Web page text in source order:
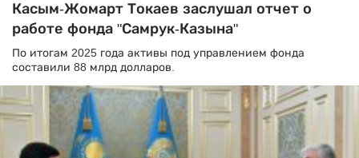
Касым-Жомарт Токаев заслушал отчет о
работе фонда "Самрук-Казына"
По итогам 2025 года активы под управлением фонда
составили 88 млрд долларов.